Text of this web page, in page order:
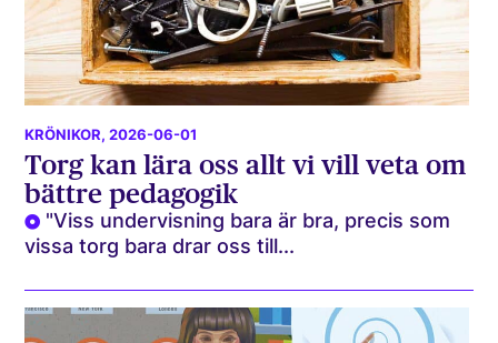
KRÖNIKOR, 2026-06-01
Torg kan lära oss allt vi vill veta om
bättre pedagogik
"Viss undervisning bara är bra, precis som
vissa torg bara drar oss till...